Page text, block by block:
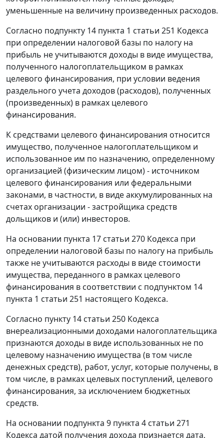
уменьшенные на величину произведенных расходов.
Согласно подпункту 14 пункта 1 статьи 251 Кодекса
при определении налоговой базы по налогу на
прибыль не учитываются доходы в виде имущества,
полученного налогоплательщиком в рамках
целевого финансирования, при условии ведения
раздельного учета доходов (расходов), полученных
(произведенных) в рамках целевого
финансирования.
К средствами целевого финансирования относится
имущество, полученное налогоплательщиком и
использованное им по назначению, определенному
организацией (физическим лицом) - источником
целевого финансирования или федеральными
законами, в частности, в виде аккумулированных на
счетах организации - застройщика средств
дольщиков и (или) инвесторов.
На основании пункта 17 статьи 270 Кодекса при
определении налоговой базы по налогу на прибыль
также не учитываются расходы в виде стоимости
имущества, переданного в рамках целевого
финансирования в соответствии с подпунктом 14
пункта 1 статьи 251 настоящего Кодекса.
Согласно пункту 14 статьи 250 Кодекса
внереализационными доходами налогоплательщика
признаются доходы в виде использованных не по
целевому назначению имущества (в том числе
денежных средств), работ, услуг, которые получены, в
том числе, в рамках целевых поступлений, целевого
финансирования, за исключением бюджетных
средств.
На основании подпункта 9 пункта 4 статьи 271
Кодекса датой получения дохода признается дата,